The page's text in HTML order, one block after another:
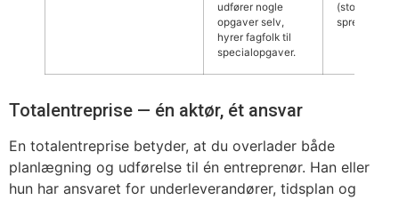
udfører nogle
opgaver selv,
hyrer fagfolk til
specialopgaver.
(stor
spredning)
Totalentreprise — én aktør, ét ansvar
En totalentreprise betyder, at du overlader både
planlægning og udførelse til én entreprenør. Han eller
hun har ansvaret for underleverandører, tidsplan og